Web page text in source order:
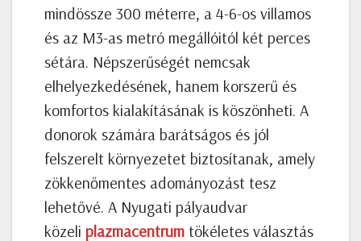
mindössze 300 méterre, a 4-6-os villamos
és az M3-as metró megállóitól két perces
sétára. Népszerűségét nemcsak
elhelyezkedésének, hanem korszerű és
komfortos kialakításának is köszönheti. A
donorok számára barátságos és jól
felszerelt környezetet biztosítanak, amely
zökkenőmentes adományozást tesz
lehetővé. A Nyugati pályaudvar
közeli plazmacentrum tökéletes választás